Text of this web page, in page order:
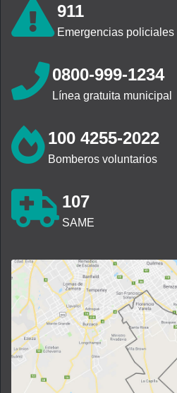
911
Emergencias policiales
0800-999-1234
Línea gratuita municipal
100 4255-2022
Bomberos voluntarios
107
SAME